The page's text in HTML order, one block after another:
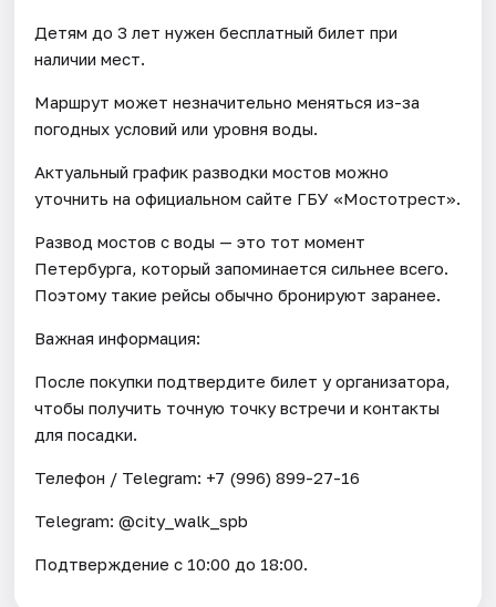
Детям до 3 лет нужен бесплатный билет при
наличии мест.
Маршрут может незначительно меняться из-за
погодных условий или уровня воды.
Актуальный график разводки мостов можно
уточнить на официальном сайте ГБУ «Мостотрест».
Развод мостов с воды — это тот момент
Петербурга, который запоминается сильнее всего.
Поэтому такие рейсы обычно бронируют заранее.
Важная информация:
После покупки подтвердите билет у организатора,
чтобы получить точную точку встречи и контакты
для посадки.
Телефон / Telegram: +7 (996) 899-27-16
Telegram: @city_walk_spb
Подтверждение с 10:00 до 18:00.